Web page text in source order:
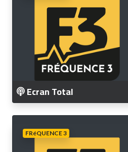
Ecran Total
FRéQUENCE 3